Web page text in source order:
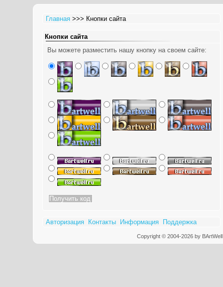
Главная >>> Кнопки сайта
Кнопки сайта
Вы можете разместить нашу кнопку на своем сайте:
Авторизация Контакты Информация Поддержка
Copyright © 2004-2026 by BArtWell